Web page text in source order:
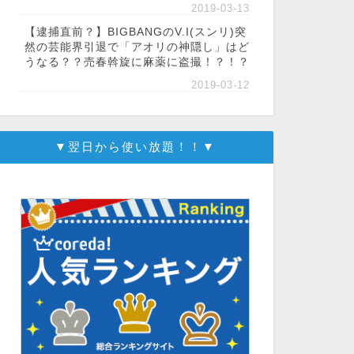
2019-03-13
【逮捕直前？】BIGBANGのV.I(スンリ)突
然の芸能界引退で「アオリの神隠し」はど
うなる？？売春斡旋に麻薬に盗撮！？！？
2019-03-12
▼翌日から使い放題！！▼